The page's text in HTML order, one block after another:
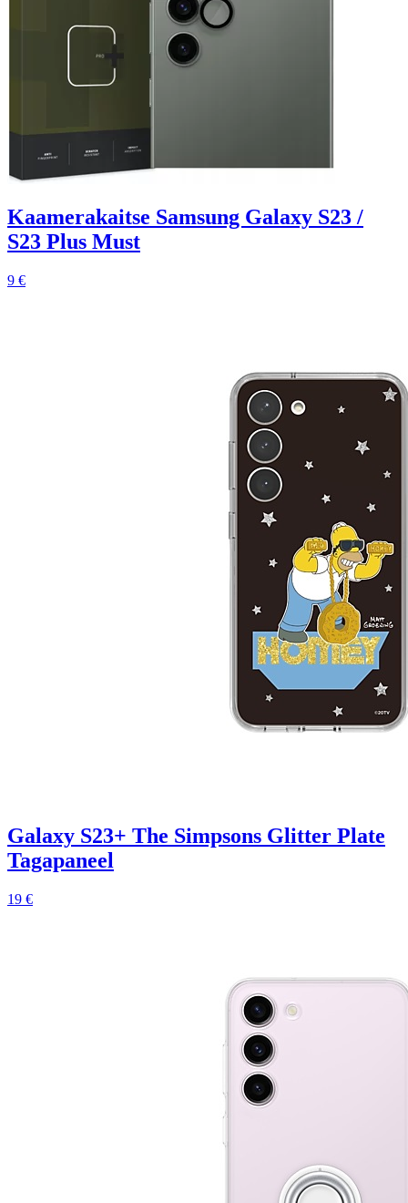
Kaamerakaitse Samsung Galaxy S23 /
S23 Plus Must
9 €
Galaxy S23+ The Simpsons Glitter Plate
Tagapaneel
19 €